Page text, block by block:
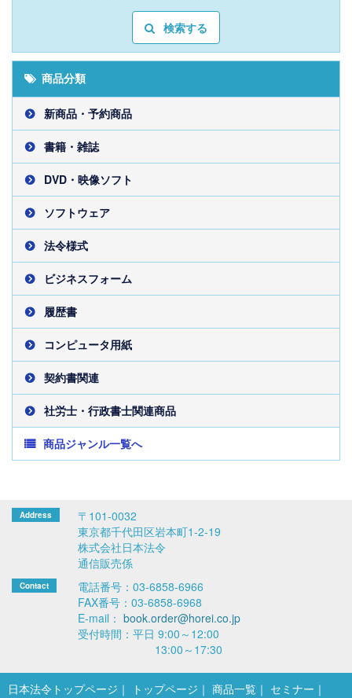
検索する
商品分類
新商品・予約商品
書籍・雑誌
DVD・映像ソフト
ソフトウェア
法令様式
ビジネスフォーム
履歴書
コンピュータ用紙
契約書関連
社労士・行政書士関連商品
商品ジャンル一覧へ
〒101-0032
東京都千代田区岩本町1-2-19
株式会社日本法令
通信販売係
電話番号：03-6858-6966
FAX番号：03-6858-6968
E-mail： book.order@horei.co.jp
受付時間：平日 9:00～12:00
13:00～17:30
日本法令トップページ トップページ 商品一覧 セミナー